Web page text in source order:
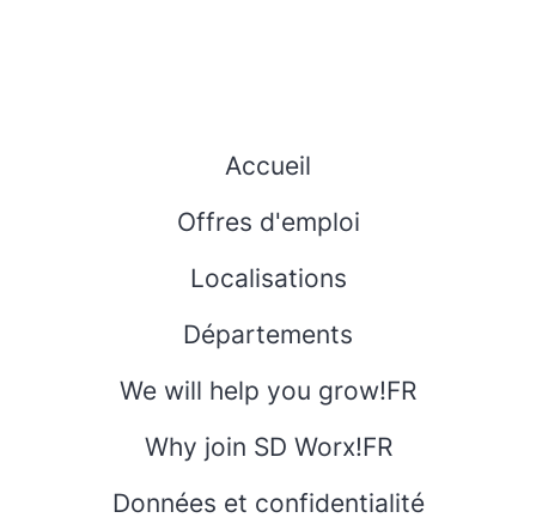
Accueil
Offres d'emploi
Localisations
Départements
We will help you grow!FR
Why join SD Worx!FR
Données et confidentialité